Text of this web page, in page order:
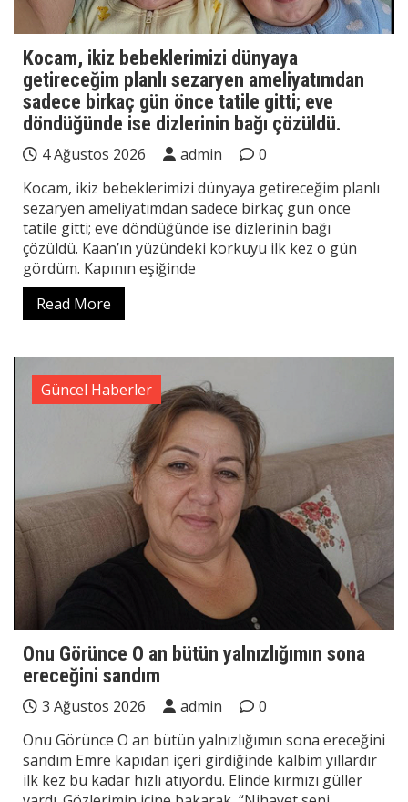
Kocam, ikiz bebeklerimizi dünyaya
getireceğim planlı sezaryen ameliyatımdan
sadece birkaç gün önce tatile gitti; eve
döndüğünde ise dizlerinin bağı çözüldü.
4 Ağustos 2026 admin
0
Kocam, ikiz bebeklerimizi dünyaya getireceğim planlı
sezaryen ameliyatımdan sadece birkaç gün önce
tatile gitti; eve döndüğünde ise dizlerinin bağı
çözüldü. Kaan’ın yüzündeki korkuyu ilk kez o gün
gördüm. Kapının eşiğinde
Read More
Güncel Haberler
Onu Görünce O an bütün yalnızlığımın sona
ereceğini sandım
3 Ağustos 2026 admin
0
Onu Görünce O an bütün yalnızlığımın sona ereceğini
sandım Emre kapıdan içeri girdiğinde kalbim yıllardır
ilk kez bu kadar hızlı atıyordu. Elinde kırmızı güller